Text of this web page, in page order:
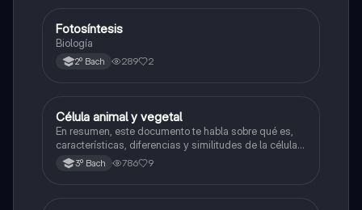
Biología
Fotosíntesis
Biología
2º Bach 289 2
Biología
Célula animal y vegetal
En resumen, este documento te habla sobre qué es,
características, diferencias y similitudes de la célula
animal y célula vegetal.💗
3º Bach 786 9